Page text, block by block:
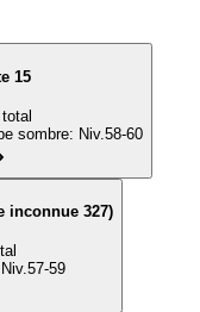
15
total
sombre: Niv.58-60
inconnue 327)
Niv.57-59